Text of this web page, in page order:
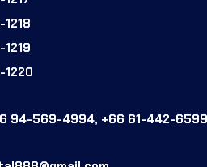
1220
94-569-4994, +66 61-442-6599